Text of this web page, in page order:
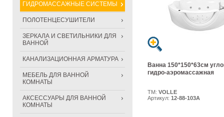
ГИДРОМАССАЖНЫЕ СИСТЕМЫ
ПОЛОТЕНЦЕСУШИТЕЛИ
ЗЕРКАЛА И СВЕТИЛЬНИКИ ДЛЯ
ВАННОЙ
КАНАЛИЗАЦИОННАЯ АРМАТУРА
МЕБЕЛЬ ДЛЯ ВАННОЙ
КОМНАТЫ
АКСЕССУАРЫ ДЛЯ ВАННОЙ
КОМНАТЫ
Ванна 150*150*63см
гидро-аэромассажная
ТМ: VOLLE
Артикул: 12-88-103A